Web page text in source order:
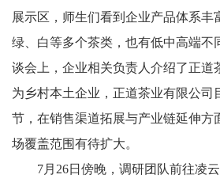
展示区，师生们看到企业产品体系丰
绿、白等多个茶类，也有低中高端不
谈会上，企业相关负责人介绍了正道
为乡村本土企业，正道茶业有限公司
节，在销售渠道拓展与产业链延伸方
场覆盖范围有待扩大。
7月26日傍晚，调研团队前往凌